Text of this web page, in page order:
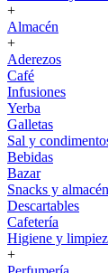
+
Almacén
+
Aderezos
Café
Infusiones
Yerba
Galletas
Sal y
Bebidas
Bazar
Snacks y almacén
Descartables
Cafetería
Higiene y
+